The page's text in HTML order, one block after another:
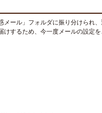
ール」フォルダに振り分けられ
するため、今一度メールの設定